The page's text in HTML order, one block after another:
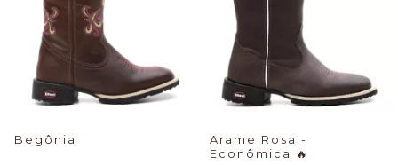
Begônia
Arame Rosa -
Econômica
🔥